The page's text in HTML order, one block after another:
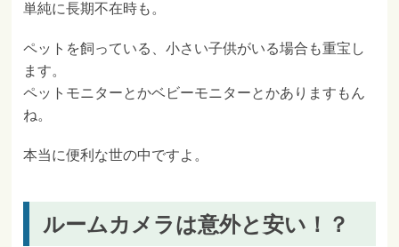
単純に長期不在時も。
ペットを飼っている、小さい子供がいる場合も重宝し
ます。
ペットモニターとかベビーモニターとかありますもん
ね。
本当に便利な世の中ですよ。
ルームカメラは意外と安い！？